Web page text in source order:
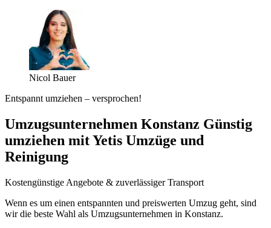
Nicol Bauer
Entspannt umziehen – versprochen!
Umzugsunternehmen Konstanz Günstig
umziehen mit Yetis Umzüge und
Reinigung
Kostengünstige Angebote & zuverlässiger Transport
Wenn es um einen entspannten und preiswerten Umzug geht, sind
wir die beste Wahl als Umzugsunternehmen in Konstanz.